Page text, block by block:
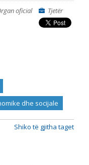
oficial Tjetër
dhe socijale
Shiko të gjitha taget